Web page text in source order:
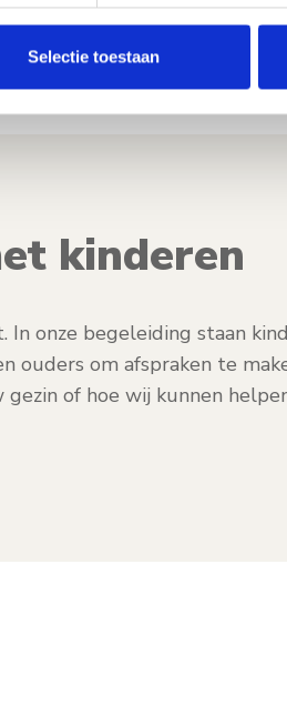
Selectie toestaan
kinderen
onze begeleiding staan
ouders om afspraken te
of hoe wij kunnen